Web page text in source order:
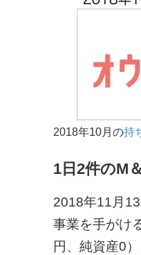
2018年10月の持
1日2件のM
2018年11月
事業を手がけ
円、純資産0